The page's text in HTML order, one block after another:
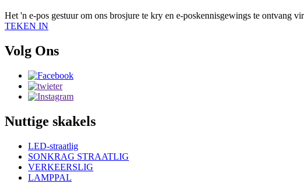
Het 'n e-pos gestuur om ons brosjure te kry en e-poskennisgewings te ontvang
TEKEN IN
Volg Ons
Nuttige skakels
LED-straatlig
SONKRAG STRAATLIG
VERKEERSLIG
LAMPPAL